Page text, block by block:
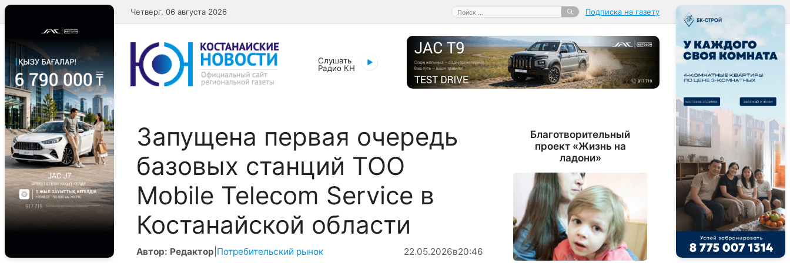
Перейти
к
содержимому
Поиск:
Четверг, 06 августа 2026 Подписка на газету
Слушать
Радио КН
Запущена первая очередь
базовых станций ТОО
Mobile Telecom Service в
Костанайской области
Автор: Редактор Потребительский рынок 22.05.2026в20:46
Благотворительный
проект «Жизнь на
ладони»